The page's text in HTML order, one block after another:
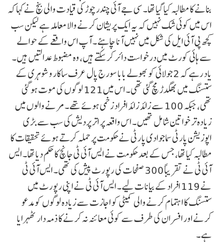
بنانے کا مطالبہ کیا گیا تھا۔ سی جے آئی چندرچوڑ کی قیادت والی بنچ نے کہا کہ
اس میں کوئی شک نہیں کہ یہ ایک پریشان کرنے والا معاملہ ہے لیکن سب
کچھ پی آئی ایل کی شکل میں نہیں آنا چاہئے۔ آپ اس واقعے کے حوالے
سے ہائی کورٹ میں درخواست دائر کر سکتے ہیں، وہ مضبوط عدالتیں ہیں۔
یاد رہے کہ 2جولائی کو بھولے بابا سورج پال عرف ساکار وشو ہری کے
ستسنگ میں بھگدڑ مچ گئی تھی۔ اس میں 121 لوگوں کی موت ہو گئی
تھی، جبکہ 100 سے زائد زائد افراد زخمی ہوئے تھے۔ مرنے والوں میں
زیادہ تر خواتین شامل تھیں۔ اس واقعہ پر اتر پردیش کی سب سے بڑی
اپوزیشن پارٹی سماجوادی پارٹی نے حکومت پر حملہ کرتے ہوئے تحقیقات کا
مطالبہ کیا تھا، جس کے بعد حکومت نے ایس آئی ٹی جانچ کا حکم دیا تھا۔ ایس
آئی ٹی نے تقریباً 300 صفحات کی رپورٹ پیش کی تھی۔ ایس آئی ٹی
نے 119 افراد کے بیانات لیے۔ ایس آئی ٹی نے اپنی رپورٹ میں
ستسنگ کا اہتمام کرنے والی کمیٹی کو اجازت سے زیادہ لوگوں کو مدعو
کرنے اور افسران کی طرف سے کوئی معائنہ نہ کرنے کا ذمہ دار ٹھہرایا
ہے۔